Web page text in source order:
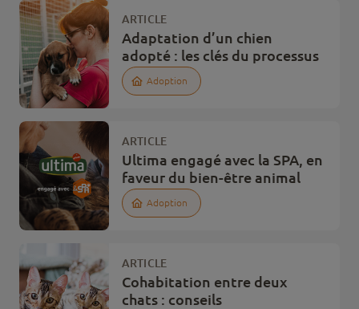
ARTICLE
Adaptation d’un chien
adopté : les clés du processus
Adoption
ARTICLE
Ultima engagé avec la SPA, en
faveur du bien-être animal
Adoption
ARTICLE
Cohabitation entre deux
chats : conseils